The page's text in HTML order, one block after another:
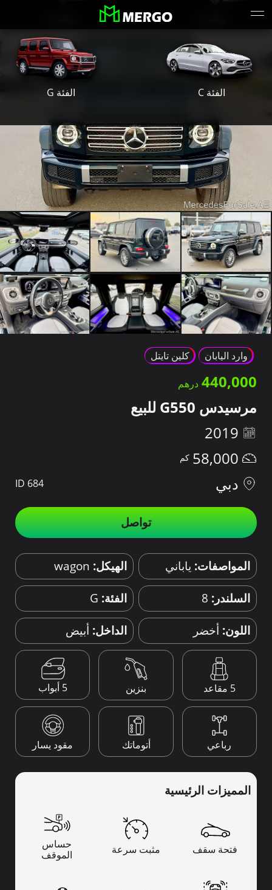
الفئة C الفئة G
وارد اليابان كلين تايتل
440,000
مرسيدس G550 للبيع
2019
58,000
دبي
ID 684
تواصل
المواصفات: ياباني الهيكل: wagon
السلندر: 8 الفئة: G
اللون: أخضر الداخل: أبيض
5 مقاعد بنزين 5 أبواب
رباعي أتوماتك مقود يسار
المميزات الرئيسية
فتحة سقف مثبت سرعة
حساس
الموقف